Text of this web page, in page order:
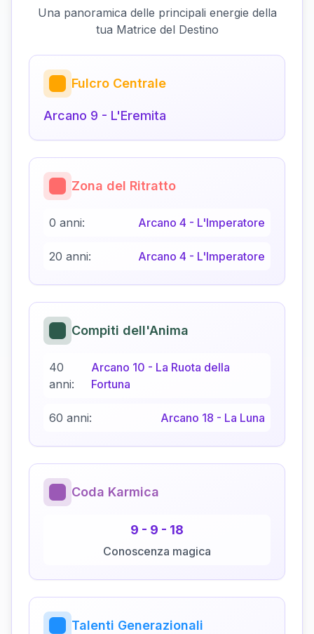
Una panoramica delle principali energie della
tua Matrice del Destino
Fulcro Centrale
Arcano 9 - L'Eremita
Zona del Ritratto
0 anni: Arcano 4 - L'Imperatore
20 anni: Arcano 4 - L'Imperatore
Compiti dell'Anima
40
anni:
Arcano 10 - La Ruota della
Fortuna
60 anni: Arcano 18 - La Luna
Coda Karmica
9 - 9 - 18
Conoscenza magica
Talenti Generazionali